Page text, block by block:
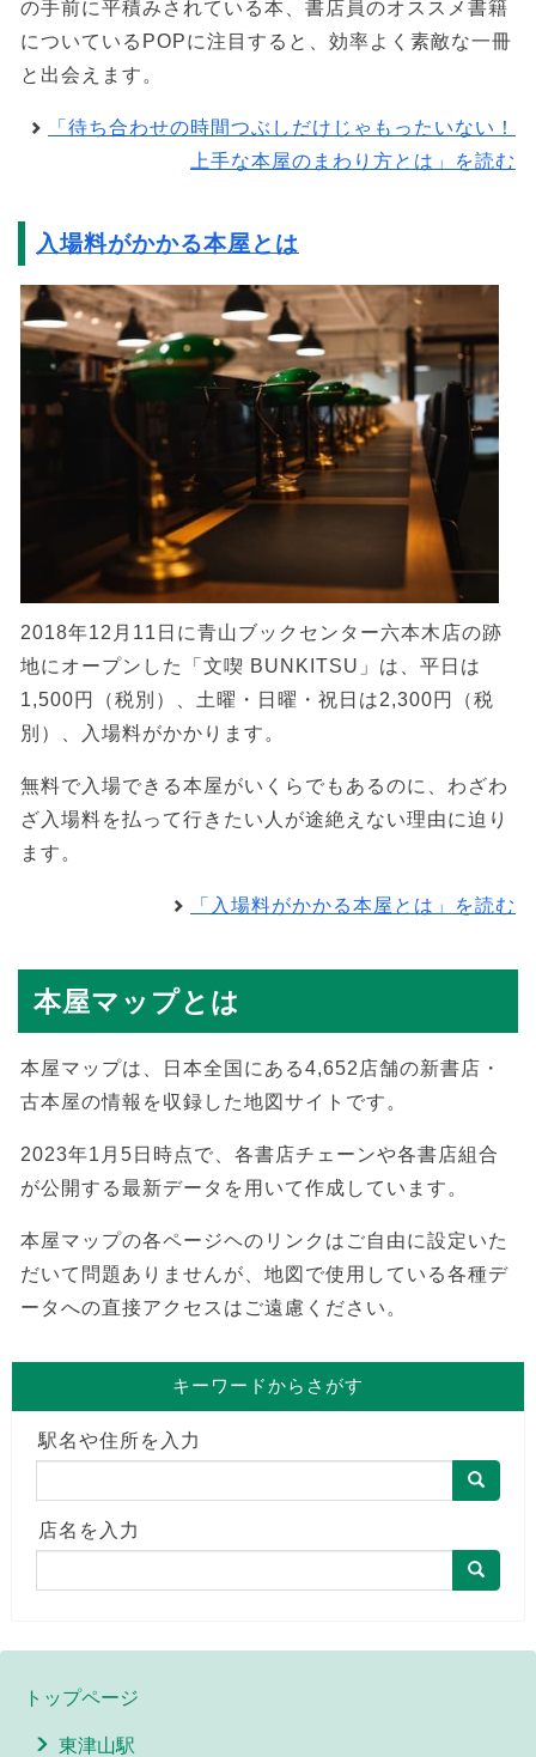
の手前に平積みされている本、書店員のオススメ書籍
についているPOPに注目すると、効率よく素敵な一冊
と出会えます。
「待ち合わせの時間つぶしだけじゃもったいない！
上手な本屋のまわり方とは」を読む
入場料がかかる本屋とは
2018年12月11日に青山ブックセンター六本木店の跡
地にオープンした「文喫 BUNKITSU」は、平日は
1,500円（税別）、土曜・日曜・祝日は2,300円（税
別）、入場料がかかります。
無料で入場できる本屋がいくらでもあるのに、わざわ
ざ入場料を払って行きたい人が途絶えない理由に迫り
ます。
「入場料がかかる本屋とは」を読む
本屋マップとは
本屋マップは、日本全国にある4,652店舗の新書店・
古本屋の情報を収録した地図サイトです。
2023年1月5日時点で、各書店チェーンや各書店組合
が公開する最新データを用いて作成しています。
本屋マップの各ページヘのリンクはご自由に設定いた
だいて問題ありませんが、地図で使用している各種デ
ータへの直接アクセスはご遠慮ください。
キーワードからさがす
駅名や住所を入力
店名を入力
トップページ
東津山駅